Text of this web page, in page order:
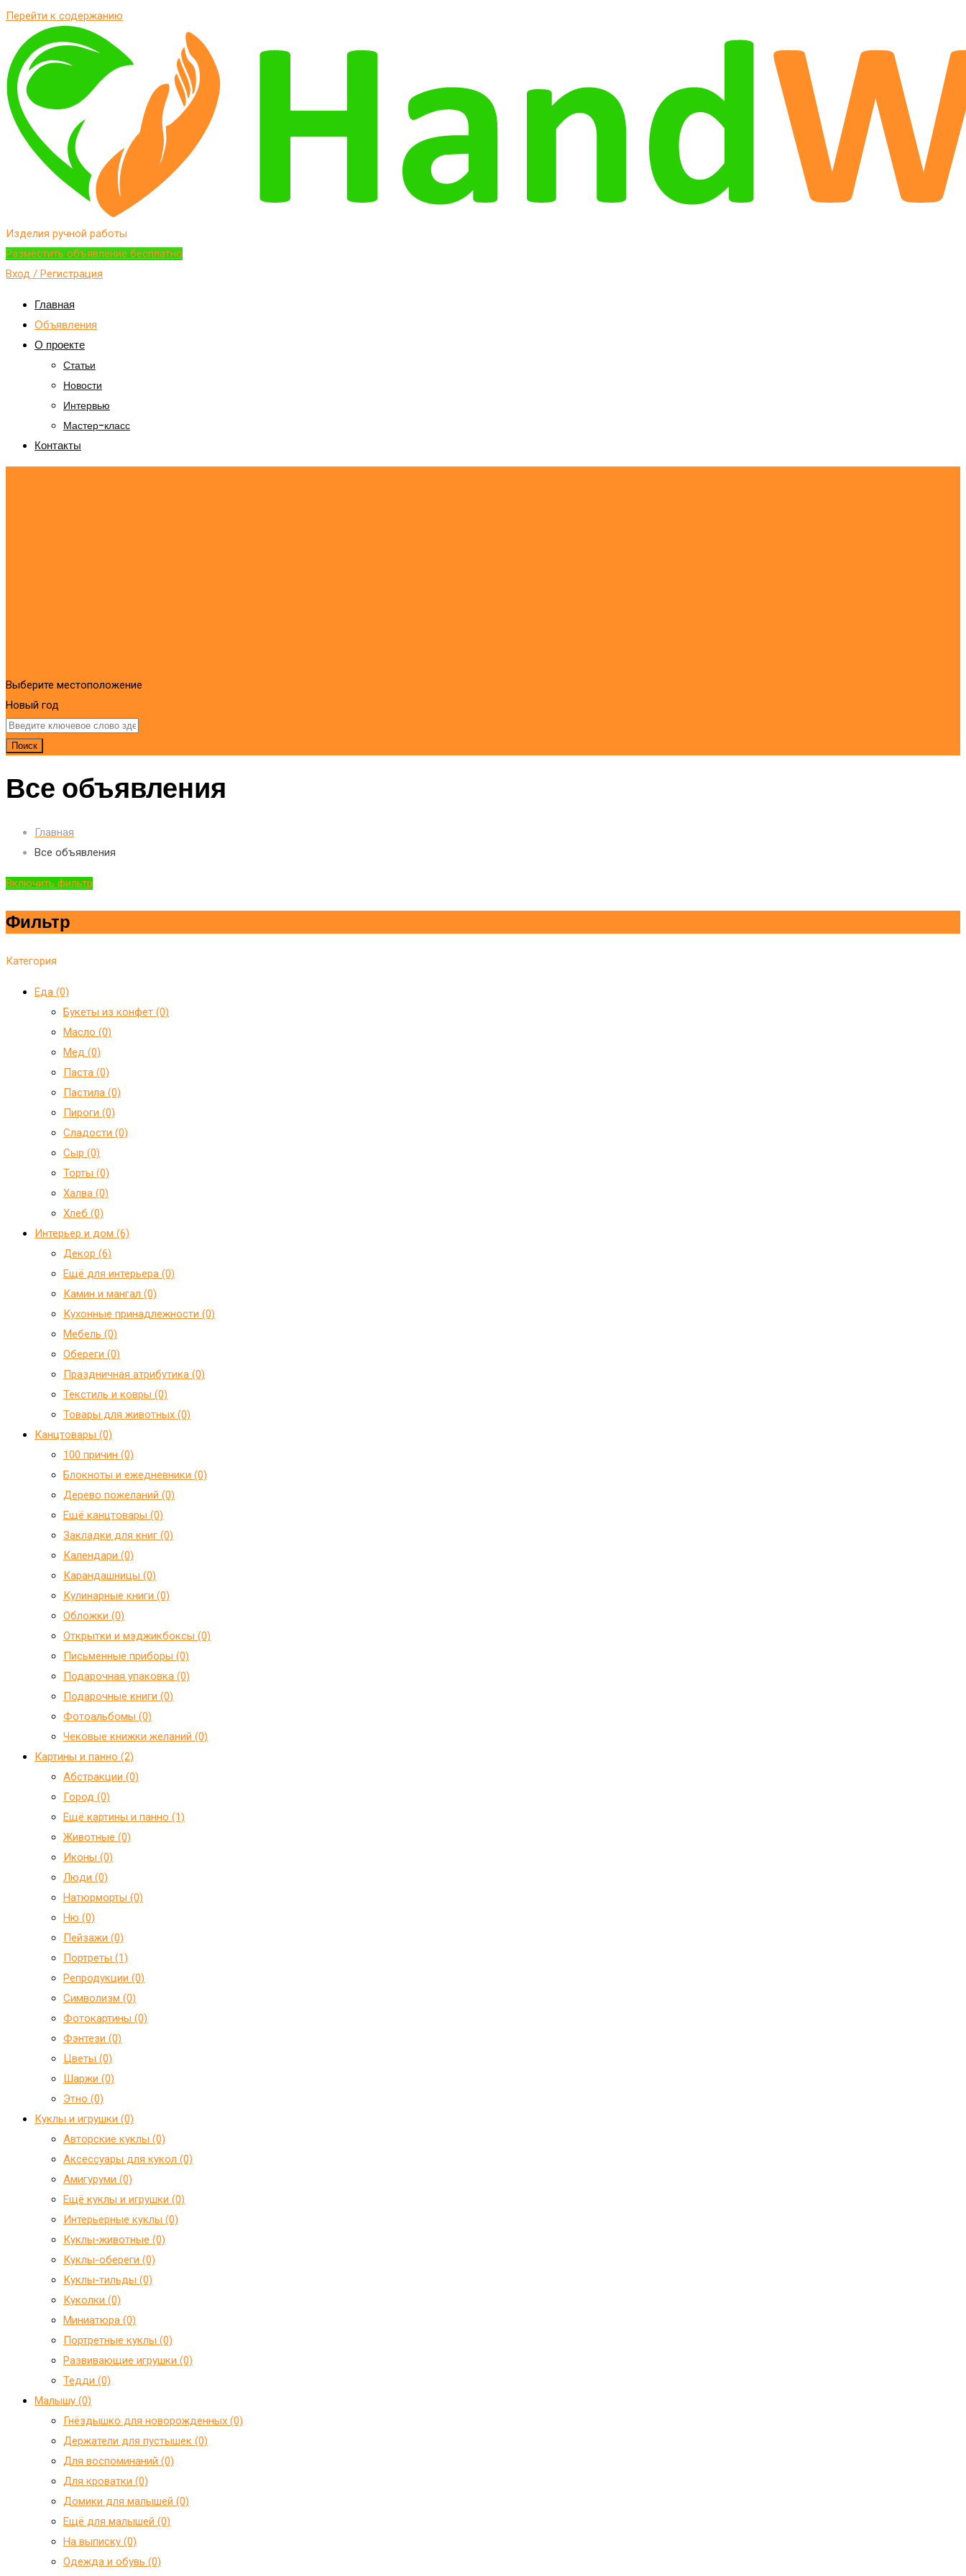
Перейти к содержанию
Изделия ручной работы
Разместить объявление бесплатно
Вход / Регистрация
Главная
Объявления
О проекте
Статьи
Новости
Интервью
Мастер-класс
Контакты
Выберите местоположение
Новый год
Поиск
Все объявления
Главная
Все объявления
Включить фильтр
Фильтр
Категория
Еда (0)
Букеты из конфет (0)
Масло (0)
Мед (0)
Паста (0)
Пастила (0)
Пироги (0)
Сладости (0)
Сыр (0)
Торты (0)
Халва (0)
Хлеб (0)
Интерьер и дом (6)
Декор (6)
Ещё для интерьера (0)
Камин и мангал (0)
Кухонные принадлежности (0)
Мебель (0)
Обереги (0)
Праздничная атрибутика (0)
Текстиль и ковры (0)
Товары для животных (0)
Канцтовары (0)
100 причин (0)
Блокноты и ежедневники (0)
Дерево пожеланий (0)
Ещё канцтовары (0)
Закладки для книг (0)
Календари (0)
Карандашницы (0)
Кулинарные книги (0)
Обложки (0)
Открытки и мэджикбоксы (0)
Письменные приборы (0)
Подарочная упаковка (0)
Подарочные книги (0)
Фотоальбомы (0)
Чековые книжки желаний (0)
Картины и панно (2)
Абстракции (0)
Город (0)
Ещё картины и панно (1)
Животные (0)
Иконы (0)
Люди (0)
Натюрморты (0)
Ню (0)
Пейзажи (0)
Портреты (1)
Репродукции (0)
Символизм (0)
Фотокартины (0)
Фэнтези (0)
Цветы (0)
Шаржи (0)
Этно (0)
Куклы и игрушки (0)
Авторские куклы (0)
Аксессуары для кукол (0)
Амигуруми (0)
Ещё куклы и игрушки (0)
Интерьерные куклы (0)
Куклы-животные (0)
Куклы-обереги (0)
Куклы-тильды (0)
Куколки (0)
Миниатюра (0)
Портретные куклы (0)
Развивающие игрушки (0)
Тедди (0)
Малышу (0)
Гнёздышко для новорожденных (0)
Держатели для пустышек (0)
Для воспоминаний (0)
Для кроватки (0)
Домики для малышей (0)
Ещё для малышей (0)
На выписку (0)
Одежда и обувь (0)